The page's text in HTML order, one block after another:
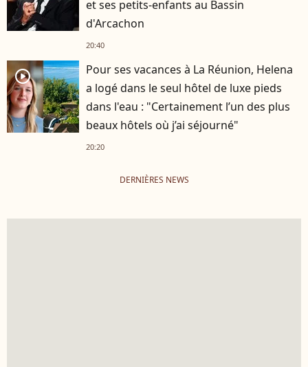
et ses petits-enfants au Bassin
d'Arcachon
20:40
player2
Pour ses vacances à La Réunion, Helena
a logé dans le seul hôtel de luxe pieds
dans l'eau : "Certainement l’un des plus
beaux hôtels où j’ai séjourné"
20:20
DERNIÈRES NEWS